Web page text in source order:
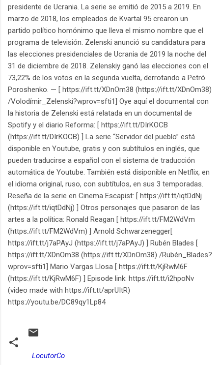
presidente de Ucrania. La serie se emitió de 2015 a 2019. En
marzo de 2018, los empleados de Kvartal 95 crearon un
partido político homónimo que lleva el mismo nombre que el
programa de televisión. Zelenski anunció su candidatura para
las elecciones presidenciales de Ucrania de 2019 la noche del
31 de diciembre de 2018. Zelenskiy ganó las elecciones con el
73,22% de los votos en la segunda vuelta, derrotando a Petró
Poroshenko. — [ https://ift.tt/XDnOm38 (https://ift.tt/XDnOm38)
/Volodímir_Zelenski?wprov=sfti1] Oye aquí el documental con
la historia de Zelenski está relatada en un documental de
Spotify y el diario Reforma: [ https://ift.tt/DIrKOCB
(https://ift.tt/DIrKOCB) ] La serie “Servidor del pueblo” está
disponible en Youtube, gratis y con subtítulos en inglés, que
pueden traducirse a español con el sistema de traducción
automática de Youtube. También está disiponible en Netflix, en
el idioma original, ruso, con subtítulos, en sus 3 temporadas.
Reseña de la serie en Cinema Escapist: [ https://ift.tt/iqtDdNj
(https://ift.tt/iqtDdNj) ] Otros personajes que pasaron de las
artes a la política: Ronald Reagan [ https://ift.tt/FM2WdVm
(https://ift.tt/FM2WdVm) ] Arnold Schwarzenegger[
https://ift.tt/j7aPAyJ (https://ift.tt/j7aPAyJ) ] Rubén Blades [
https://ift.tt/XDnOm38 (https://ift.tt/XDnOm38) /Rubén_Blades?
wprov=sfti1] Mario Vargas Llosa [ https://ift.tt/KjRwM6F
(https://ift.tt/KjRwM6F) ] Episode link: https://ift.tt/i2hpoNv
(video made with https://ift.tt/aprUItR)
https://youtu.be/DC89qy1Lp84
LocutorCo